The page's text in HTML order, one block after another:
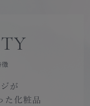
徴
が
た化粧品